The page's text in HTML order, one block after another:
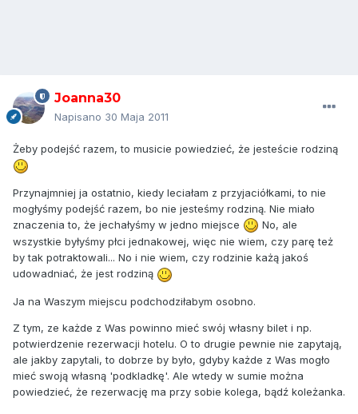
Joanna30
Napisano 30 Maja 2011
Żeby podejść razem, to musicie powiedzieć, że jesteście rodziną
Przynajmniej ja ostatnio, kiedy leciałam z przyjaciółkami, to nie
mogłyśmy podejść razem, bo nie jesteśmy rodziną. Nie miało
znaczenia to, że jechałyśmy w jedno miejsce
No, ale
wszystkie byłyśmy płci jednakowej, więc nie wiem, czy parę też
by tak potraktowali... No i nie wiem, czy rodzinie każą jakoś
udowadniać, że jest rodziną
Ja na Waszym miejscu podchodziłabym osobno.
Z tym, ze każde z Was powinno mieć swój własny bilet i np.
potwierdzenie rezerwacji hotelu. O to drugie pewnie nie zapytają,
ale jakby zapytali, to dobrze by było, gdyby każde z Was mogło
mieć swoją własną 'podkladkę'. Ale wtedy w sumie można
powiedzieć, że rezerwację ma przy sobie kolega, bądź koleżanka.